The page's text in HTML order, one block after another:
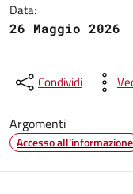
Data:
26 Maggio 2026
Condividi
Argomenti
Accesso all'informazione